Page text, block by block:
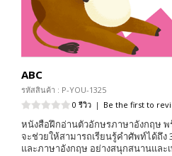
ABC
รหัสสินค้า : P-YOU-1325
0 รีวิว | Be the first to
หนังสือฝึกอ่านตัวอักษรภาษาอังกฤษ
จะช่วยให้สามารถเรียนรู้คำศัพท์ได้ถึ
และภาษาอังกฤษ อย่างสนุกสนานและ